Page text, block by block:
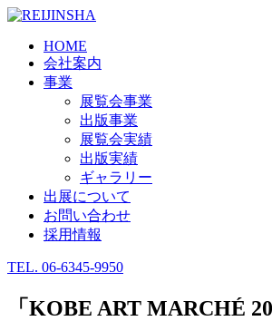
HOME
会社案内
事業
展覧会事業
出版事業
展覧会実績
出版実績
ギャラリー
出展について
お問い合わせ
採用情報
TEL. 06-6345-9950
「KOBE ART MARCHÉ